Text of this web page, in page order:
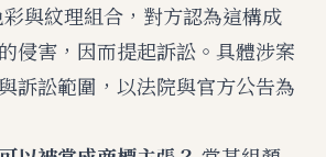
與紋理組合，對方認為這構成
侵害，因而提起訴訟。具體涉案
訴訟範圍，以法院與官方公告為